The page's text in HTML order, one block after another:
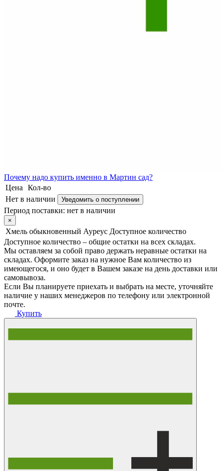
Почему надо купить именно в Мартин сад?
Цена
Кол-во
Нет в наличии
Уведомить о поступлении
Период поставки: нет в наличии
×
Хмель обыкновенный Ауреус Доступное количество
Доступное количество – общие остатки на всех складах.
Мы оставляем за собой право держать неравные остатки на
складах. Оформите заказ на нужное Вам количество из
имеющегося, и оно будет в Вашем заказе на день доставки или
самовывоза.
Если Вы планируете приехать и выбрать на месте, уточняйте
наличие у наших менеджеров по телефону или электронной
почте.
Купить